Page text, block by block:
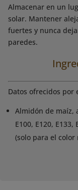
Almacenar en un
solar. Mantener
fuertes y nunca
paredes.
Datos ofrecidos por
Almidón de maíz,
E100, E120,
(solo para el color